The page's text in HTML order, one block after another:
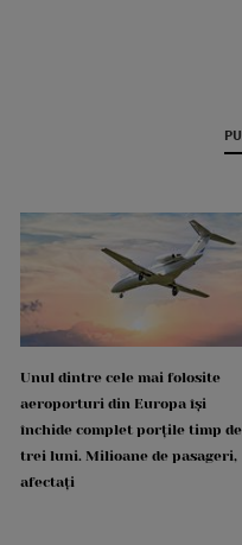
Unul dintre cele mai folosite
aeroporturi din Europa își
închide complet porțile timp de
trei luni. Milioane de pasageri,
afectați